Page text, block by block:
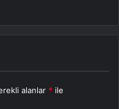
alanlar * ile